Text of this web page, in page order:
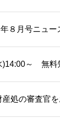
８月号ニュ
)14:00～ 無料
産処の審査官